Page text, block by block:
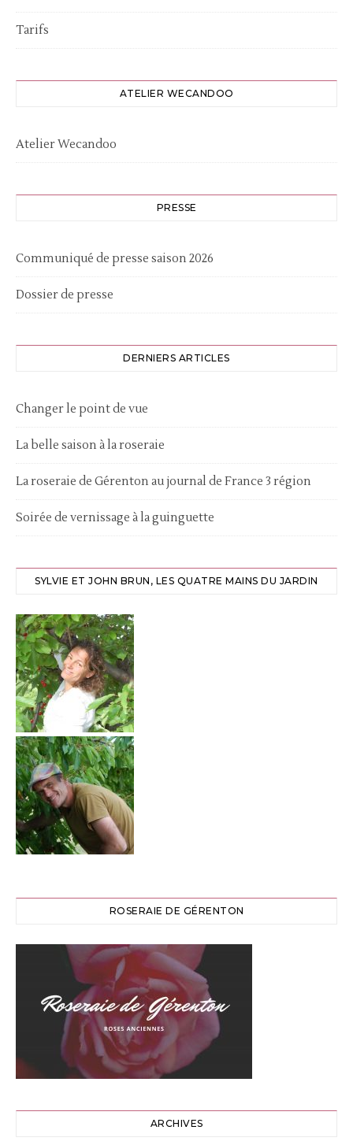
Tarifs
ATELIER WECANDOO
Atelier Wecandoo
PRESSE
Communiqué de presse saison 2026
Dossier de presse
DERNIERS ARTICLES
Changer le point de vue
La belle saison à la roseraie
La roseraie de Gérenton au journal de France 3 région
Soirée de vernissage à la guinguette
SYLVIE ET JOHN BRUN, LES QUATRE MAINS DU JARDIN
ROSERAIE DE GÉRENTON
ARCHIVES